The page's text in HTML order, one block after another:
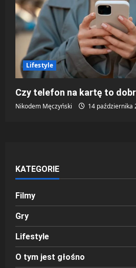
Lifestyle
Czy telefon na kartę to
Nikodem Męczyński 14 października
KATEGORIE
Filmy
Gry
Lifestyle
O tym jest głośno